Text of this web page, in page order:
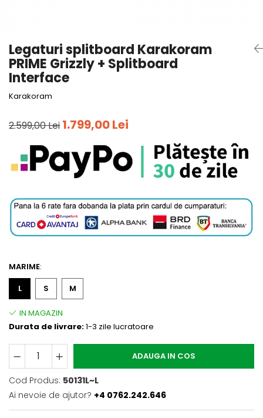
Curele
Sepci
Bustiere
Legaturi splitboard Karakoram
PRIME Grizzly + Splitboard
Interface
Karakoram
2.599,00 Lei 1.799,00 Lei
MARIME:
L
S M
Durata de livrare:1-3 zile lucratoare
ADAUGA IN COS
Cod Produs: 50131L~L
Ai nevoie de ajutor? +4 0762.242.646